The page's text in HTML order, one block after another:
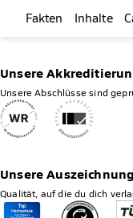
Fakten Inhalte
Unsere
Unsere Abschlüsse sind
Unsere
Qualität, auf die du dich